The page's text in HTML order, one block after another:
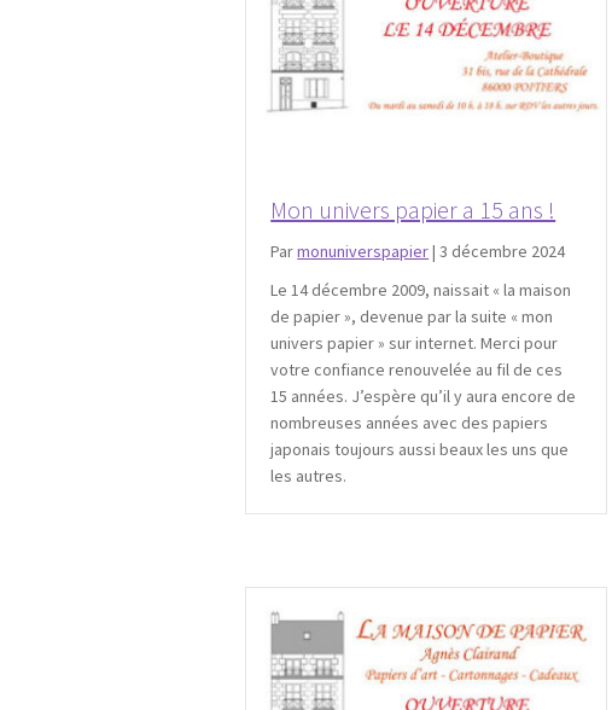
Mon univers papier a 15 ans !
Parmonuniverspapier|3 décembre 2024
Le 14 décembre 2009, naissait « la maison
de papier », devenue par la suite « mon
univers papier » sur internet. Merci pour
votre confiance renouvelée au fil de ces
15 années. J’espère qu’il y aura encore de
nombreuses années avec des papiers
japonais toujours aussi beaux les uns que
les autres.